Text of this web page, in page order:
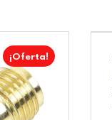
¡Oferta!